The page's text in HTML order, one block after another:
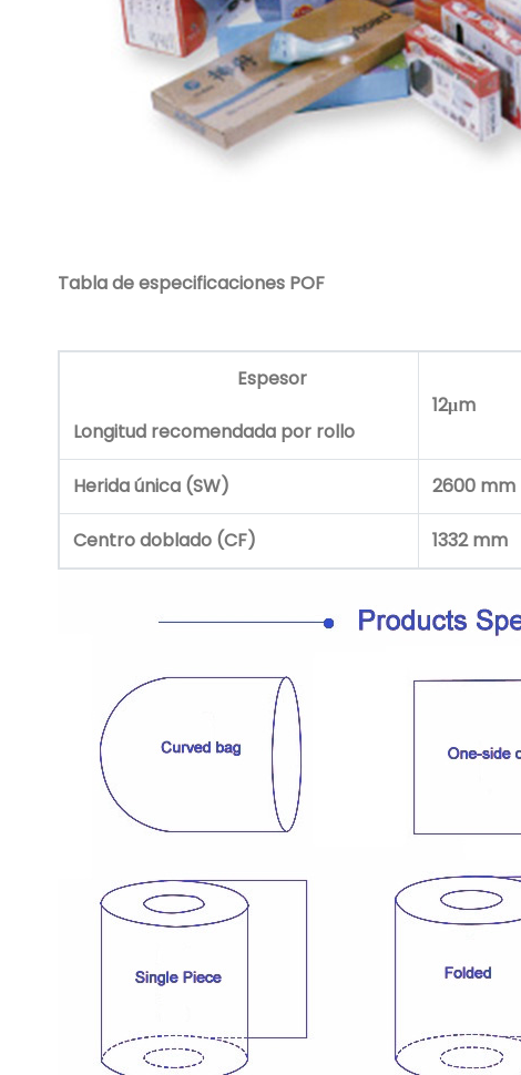
Tabla de especificaciones POF
Espesor
Longitud recomendada por rollo
12μm
Herida única (SW) 2600 mm
Centro doblado (CF) 1332 mm